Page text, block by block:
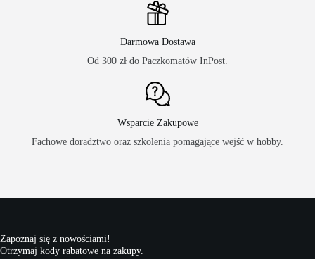
Darmowa Dostawa
Od 300 zł do Paczkomatów InPost.
Wsparcie Zakupowe
Fachowe doradztwo oraz szkolenia pomagające wejść w hobby.
Zapoznaj się z nowościami!
Otrzymaj kody rabatowe na zakupy.